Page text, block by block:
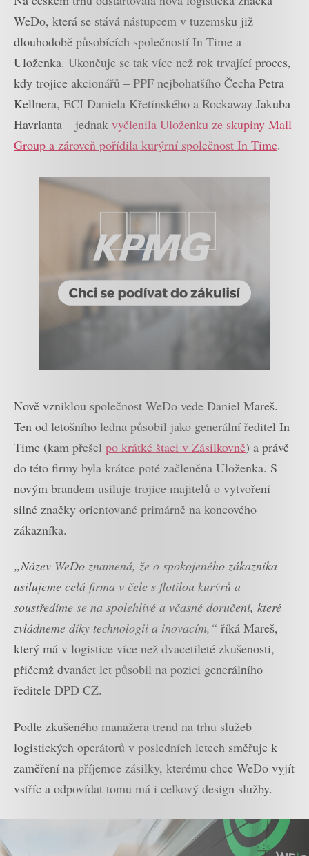
WeDo, která se stává nástupcem v tuzemsku již
dlouhodobě působících společností In Time a
Uloženka. Ukončuje se tak více než rok trvající proces,
kdy trojice akcionářů – PPF nejbohatšího Čecha Petra
Kellnera, ECI Daniela Křetínského a Rockaway Jakuba
Havrlanta – jednak vyčlenila Uloženku ze skupiny Mall
Group a zároveň pořídila kurýrní společnost In Time.
Nově vzniklou společnost WeDo vede Daniel Mareš.
Ten od letošního ledna působil jako generální ředitel In
Time (kam přešel po krátké štaci v Zásilkovně) a právě
do této firmy byla krátce poté začleněna Uloženka. S
novým brandem usiluje trojice majitelů o vytvoření
silné značky orientované primárně na koncového
zákazníka.
„Název WeDo znamená, že o spokojeného zákazníka
usilujeme celá firma v čele s flotilou kurýrů a
soustředíme se na spolehlivé a včasné doručení, které
zvládneme díky technologii a inovacím,“ říká Mareš,
který má v logistice více než dvacetileté zkušenosti,
přičemž dvanáct let působil na pozici generálního
ředitele DPD CZ.
Podle zkušeného manažera trend na trhu služeb
logistických operátorů v posledních letech směřuje k
zaměření na příjemce zásilky, kterému chce WeDo vyjít
vstříc a odpovídat tomu má i celkový design služby.